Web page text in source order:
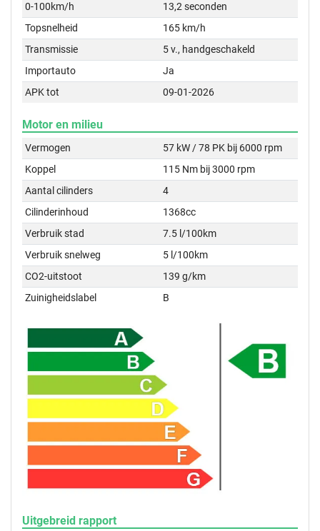
0-100km/h
13,2 seconden
Topsnelheid
165 km/h
Transmissie
5 v., handgeschakeld
Importauto
Ja
APK tot
09-01-2026
Motor en milieu
Vermogen
57 kW / 78 PK bij 6000 rpm
Koppel
115 Nm bij 3000 rpm
Aantal cilinders
4
Cilinderinhoud
1368cc
Verbruik stad
7.5 l/100km
Verbruik snelweg
5 l/100km
CO2-uitstoot
139 g/km
Zuinigheidslabel
B
Uitgebreid rapport